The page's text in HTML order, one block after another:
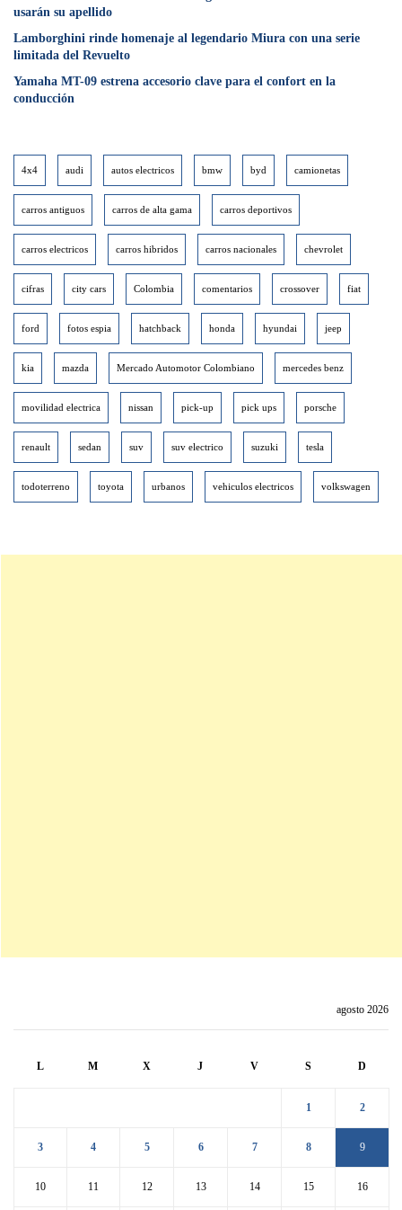
usarán su apellido
Lamborghini rinde homenaje al legendario Miura con una serie
limitada del Revuelto
Yamaha MT-09 estrena accesorio clave para el confort en la
conducción
4x4 audi autos electricos bmw byd camionetas
carros antiguos carros de alta gama carros deportivos
carros electricos carros hibridos carros nacionales chevrolet
cifras city cars Colombia comentarios crossover fiat
ford fotos espia hatchback honda hyundai jeep
kia mazda Mercado Automotor Colombiano mercedes benz
movilidad electrica nissan pick-up pick ups porsche
renault sedan suv suv electrico suzuki tesla
todoterreno toyota urbanos vehiculos electricos volkswagen
agosto 2026
L M X J V S D
1 2
3 4 5 6 7 8 9
10 11 12 13 14 15 16